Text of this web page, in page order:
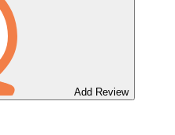
Add Review